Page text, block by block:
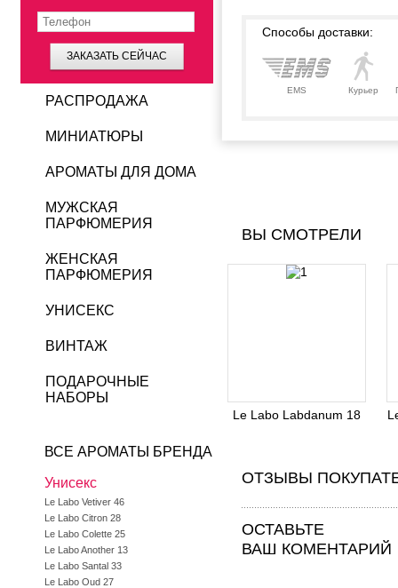
Способы доставки:
EMS Курьер
ВЫ СМОТРЕЛИ
Le Labo Labdanum 18
ОТЗЫВЫ
ОСТАВЬТЕ
ВАШ КОМЕНТАРИЙ
ЗАКАЗАТЬ СЕЙЧАС
РАСПРОДАЖА
МИНИАТЮРЫ
АРОМАТЫ ДЛЯ ДОМА
МУЖСКАЯ
ПАРФЮМЕРИЯ
ЖЕНСКАЯ
ПАРФЮМЕРИЯ
УНИСЕКС
ВИНТАЖ
ПОДАРОЧНЫЕ
НАБОРЫ
ВСЕ АРОМАТЫ БРЕНДА
Унисекс
Le Labo Vetiver 46
Le Labo Citron 28
Le Labo Colette 25
Le Labo Another 13
Le Labo Santal 33
Le Labo Oud 27